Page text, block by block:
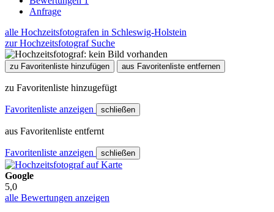
Anfrage
alle Hochzeitsfotografen in Schleswig-Holstein
zur Hochzeitsfotograf Suche
zu Favoritenliste hinzufügen aus Favoritenliste entfernen
zu Favoritenliste hinzugefügt
Favoritenliste anzeigen schließen
aus Favoritenliste entfernt
Favoritenliste anzeigen schließen
Google
5,0
alle Bewertungen anzeigen